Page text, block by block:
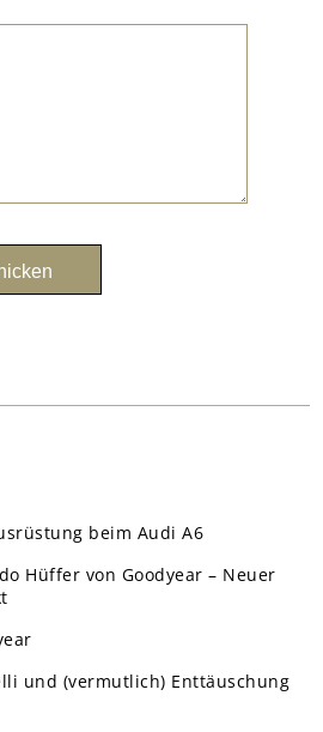
beim Audi A6
Hüffer von Goodyear – Neuer
und (vermutlich) Enttäuschung